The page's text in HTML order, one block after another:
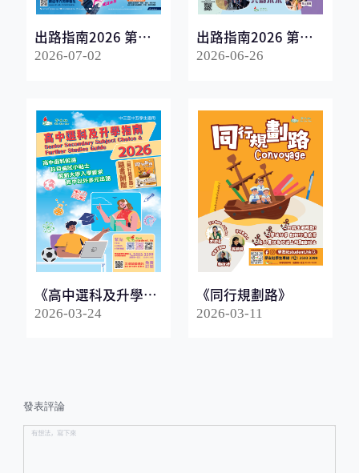
出路指南2026 第一
冊
2026-07-02
出路指南2026 第二
冊
2026-06-26
《高中選科及升學指
南2026》
2026-03-24
《同行規劃路》
2026-03-11
發表評論